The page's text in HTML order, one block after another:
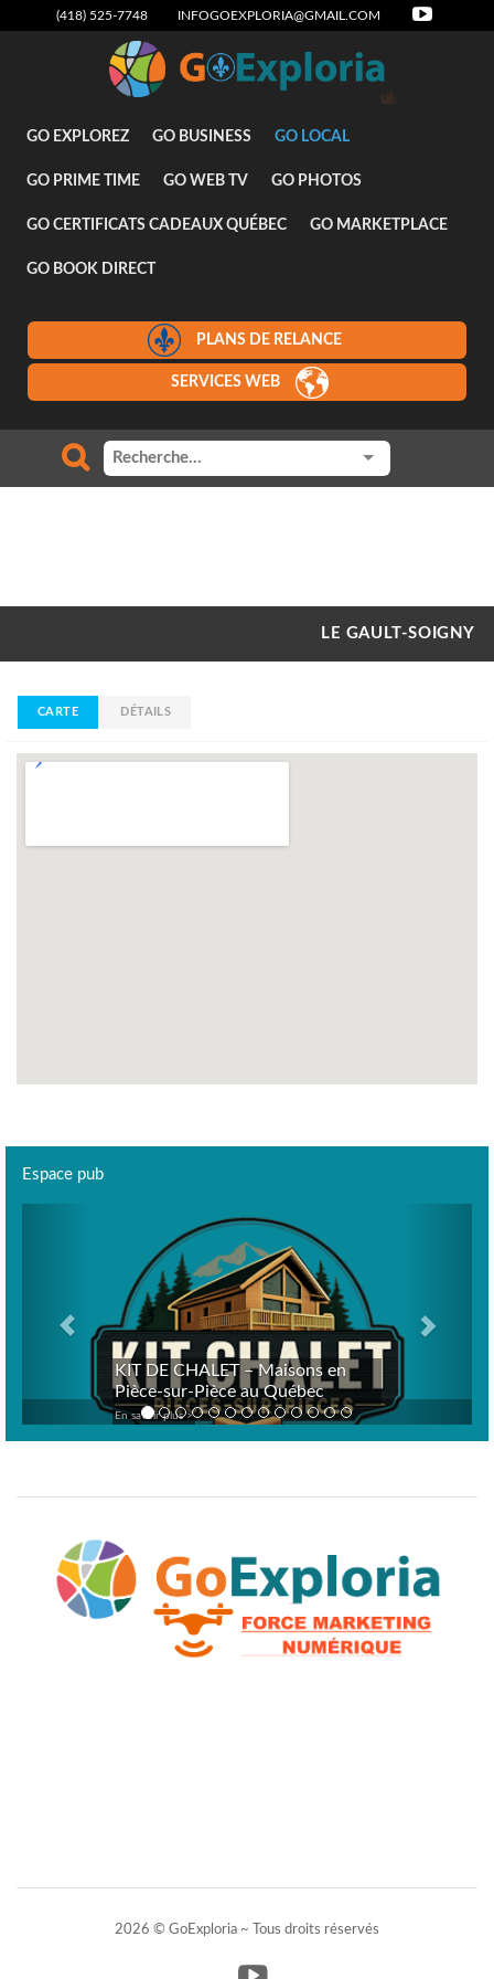
(418) 525-7748 INFOGOEXPLORIA@GMAIL.COM
GO EXPLOREZ GO BUSINESS GO LOCAL
GO PRIME TIME GO WEB TV GO PHOTOS
GO CERTIFICATS CADEAUX QUÉBEC GO MARKETPLACE
GO BOOK DIRECT
PLANS DE RELANCE
SERVICES WEB
LE GAULT-SOIGNY
CARTE DÉTAILS
Espace pub
KIT DE CHALET – Maisons en
Pièce-sur-Pièce au Québec
En savoir plus >
2026 © GoExploria ~ Tous droits réservés